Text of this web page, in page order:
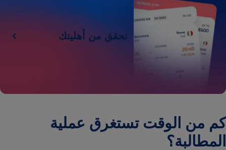
تحقق من أهليتك
كم من الوقت تستغرق عملية
المطالبة؟